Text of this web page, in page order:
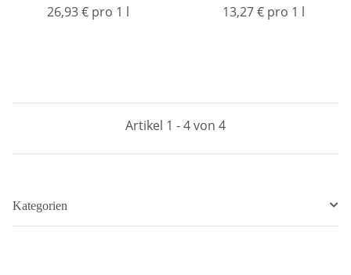
26,93 € pro 1 l 13,27 € pro 1 l
Artikel 1 - 4 von 4
Kategorien